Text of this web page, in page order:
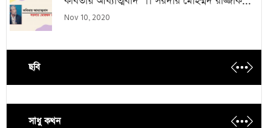
Nov 10, 2020
ছবি
সাধু কথন